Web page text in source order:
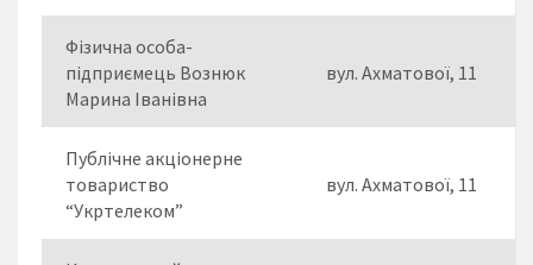
Фізична особа-
підприємець Вознюк
Марина Іванівна
вул. Ахматової, 11
Публічне акціонерне
товариство
“Укртелеком”
вул. Ахматової, 11